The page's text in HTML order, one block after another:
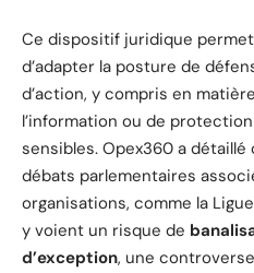
Ce dispositif juridique
d’adapter la posture de
d’action, y compris en
l’information ou de
sensibles. Opex360 a
débats parlementaires
organisations, comme la
y voient un risque de
d’exception, une